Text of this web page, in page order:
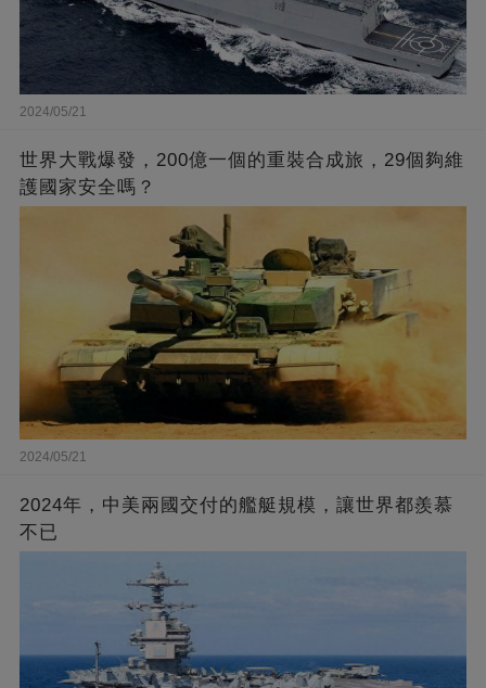
2024/05/21
世界大戰爆發，200億一個的重裝合成旅，29個夠維
護國家安全嗎？
2024/05/21
2024年，中美兩國交付的艦艇規模，讓世界都羨慕
不已